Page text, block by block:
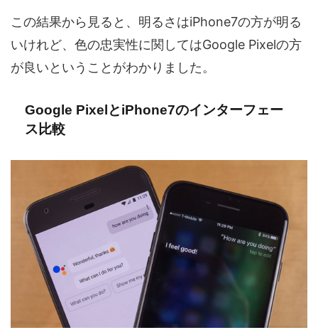
この結果から見ると、明るさはiPhone7の方が明る
いけれど、色の忠実性に関してはGoogle Pixelの方
が良いということがわかりました。
Google PixelとiPhone7のインターフェー
ス比較